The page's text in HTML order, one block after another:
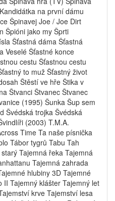
na první dámu
Špinavej Joe / Joe Dirt
Špióni jako my Šprti
Šťastná dáma Šťastná
Veselé Šťastné konce
cestu Šťastnou cestu
to muž Šťastný život
Štěstí ve hře Štika v
Štvanci Štvanec Štvanec
(1995) Šunka Šup sem
Švédská trojka Švédská
(2003) T.M.A.
Time Ta naše písnička
Tábor tygrů Tabu Tah
Tajemná řeka Tajemná
Tajemná zahrada
hlubiny 3D Tajemné
II Tajemný klášter Tajemný let
krve Tajemství lesa